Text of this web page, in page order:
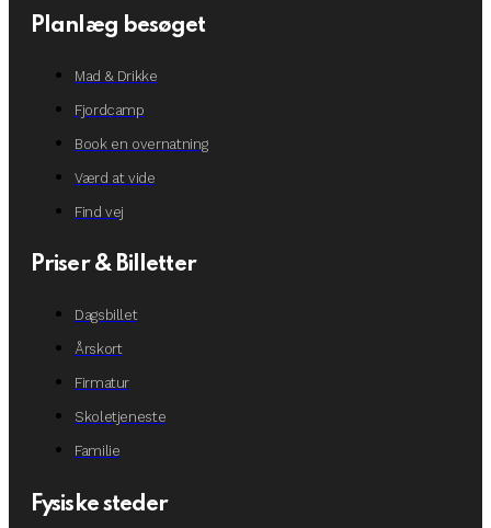
Planlæg besøget
Mad & Drikke
Fjordcamp
Book en overnatning
Værd at vide
Find vej
Priser & Billetter
Dagsbillet
Årskort
Firmatur
Skoletjeneste
Familie
Fysiske steder